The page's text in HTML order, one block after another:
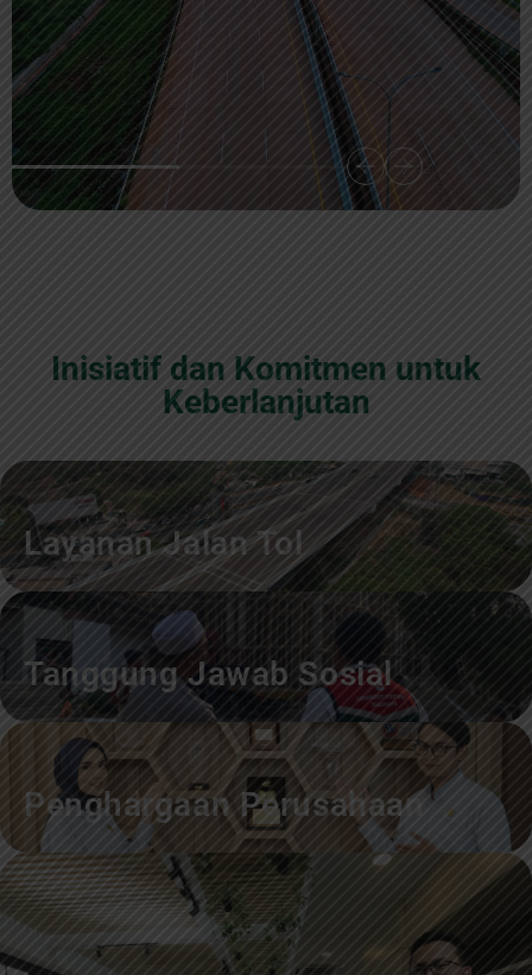
Inisiatif dan Komitmen untuk
Keberlanjutan
Layanan Jalan Tol
Tanggung Jawab Sosial
Penghargaan Perusahaan